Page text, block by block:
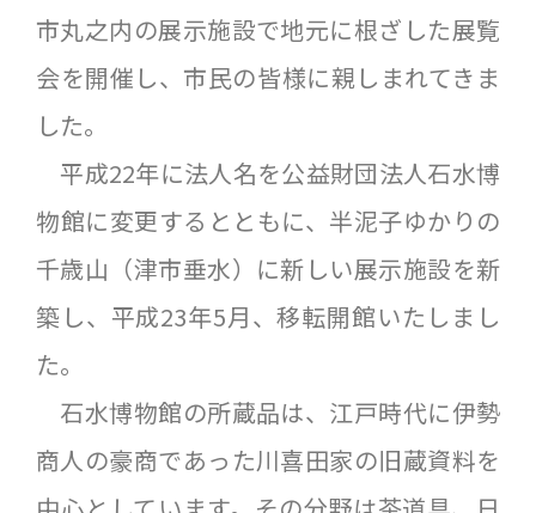
市丸之内の展示施設で地元に根ざした展覧
会を開催し、市民の皆様に親しまれてきま
した。
平成22年に法人名を公益財団法人石水博
物館に変更するとともに、半泥子ゆかりの
千歳山（津市垂水）に新しい展示施設を新
築し、平成23年5月、移転開館いたしまし
た。
石水博物館の所蔵品は、江戸時代に伊勢
商人の豪商であった川喜田家の旧蔵資料を